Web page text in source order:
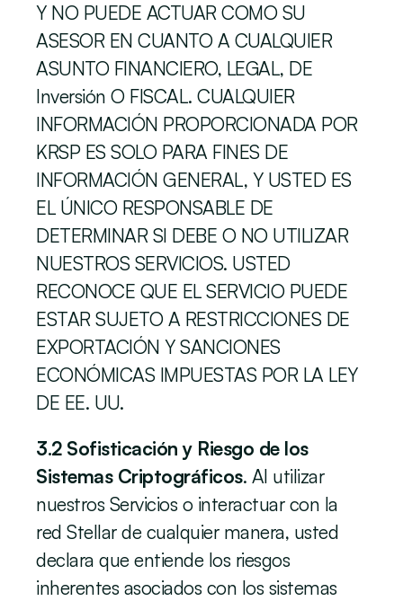
Y NO PUEDE ACTUAR COMO SU
ASESOR EN CUANTO A CUALQUIER
ASUNTO FINANCIERO, LEGAL, DE
Inversión O FISCAL. CUALQUIER
INFORMACIÓN PROPORCIONADA POR
KRSP ES SOLO PARA FINES DE
INFORMACIÓN GENERAL, Y USTED ES
EL ÚNICO RESPONSABLE DE
DETERMINAR SI DEBE O NO UTILIZAR
NUESTROS SERVICIOS. USTED
RECONOCE QUE EL SERVICIO PUEDE
ESTAR SUJETO A RESTRICCIONES DE
EXPORTACIÓN Y SANCIONES
ECONÓMICAS IMPUESTAS POR LA LEY
DE EE. UU.
3.2 Sofisticación y Riesgo de los
Sistemas Criptográficos. Al utilizar
nuestros Servicios o interactuar con la
red Stellar de cualquier manera, usted
declara que entiende los riesgos
inherentes asociados con los sistemas